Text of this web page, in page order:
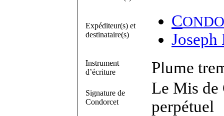
Expéditeur(s) et
destinataire(s)
C
Joseph
Instrument
d’écriture
Plume
Signature de
Condorcet
Le Mis de
perpétuel